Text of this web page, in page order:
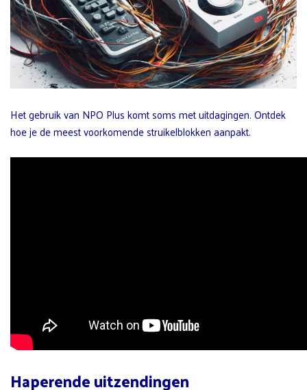
Het gebruik van NPO Plus komt soms met uitdagingen. Ontdek
hoe je de meest voorkomende struikelblokken aanpakt.
Haperende uitzendingen